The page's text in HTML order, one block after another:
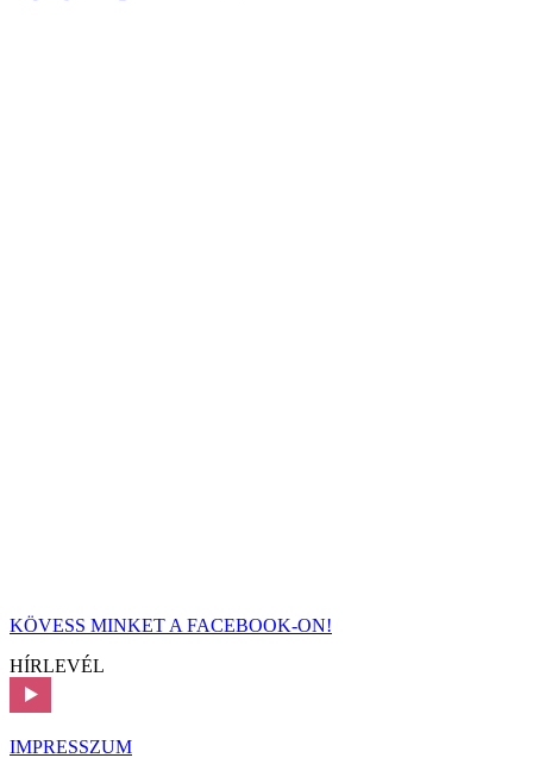
KÖVESS MINKET A FACEBOOK-ON!
HÍRLEVÉL
IMPRESSZUM